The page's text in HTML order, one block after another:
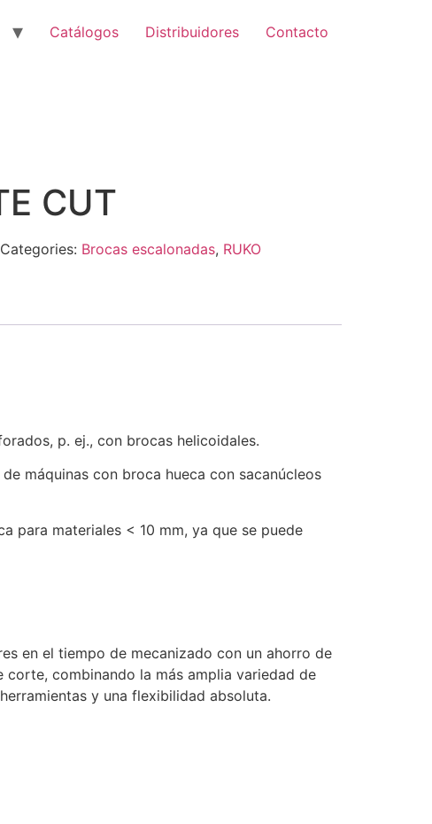
Catálogos Distribuidores Contacto
CUT
Categories: Brocas escalonadas, RUKO
p. ej., con brocas helicoidales.
máquinas con broca hueca con sacanúcleos
para materiales < 10 mm, ya que se puede
en el tiempo de mecanizado con un ahorro de
corte, combinando la más amplia variedad de
y una flexibilidad absoluta.